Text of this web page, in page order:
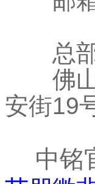
总部
佛山
安街19
中铭